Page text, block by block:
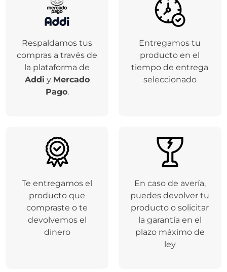
Respaldamos tus
compras a través de
la plataforma de
Addi y Mercado
Pago.
Entregamos tu
producto en el
tiempo de entrega
seleccionado
Te entregamos el
producto que
compraste o te
devolvemos el
dinero
En caso de avería,
puedes devolver tu
producto o solicitar
la garantía en el
plazo máximo de
ley